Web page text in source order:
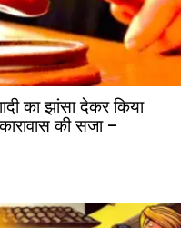
का झांसा देकर किया
की सजा –